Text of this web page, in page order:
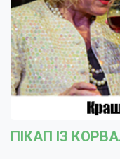
ПІКАП ІЗ